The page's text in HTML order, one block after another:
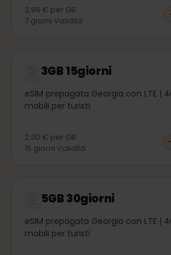
2,99 € per GB
7 giorni Validità
3GB 15giorni
eSIM prepagata Georgia con LTE |
mobili per turisti
2,00 € per GB
15 giorni Validità
−
5GB 30giorni
eSIM prepagata Georgia con LTE |
mobili per turisti